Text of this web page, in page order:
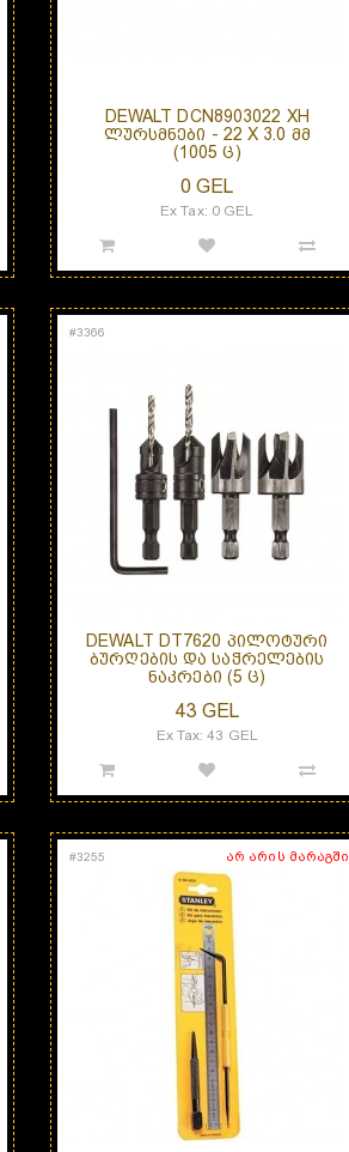
DEWALT DCN8903022 XH
ᲚᲣᲠᲡᲛᲜᲔᲑᲘ - 22 X 3.0 ᲛᲛ
(1005 Ც)
0 GEL
Ex Tax: 0 GEL
#3366
DEWALT DT7620 ᲞᲘᲚᲝᲢᲣᲠᲘ
ᲑᲣᲠᲦᲔᲑᲘᲡ ᲓᲐ ᲡᲐᲭᲠᲔᲚᲔᲑᲘᲡ
ᲜᲐᲙᲠᲔᲑᲘ (5 Ც)
43 GEL
Ex Tax: 43 GEL
არ არის მარაგში
#3255